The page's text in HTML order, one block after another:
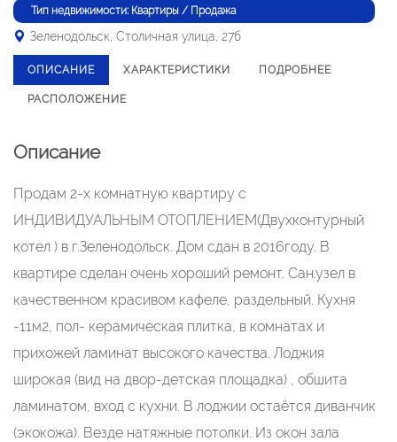
Тип недвижимости: Квартиры / Продажа
Зеленодольск, Столичная улица, 27б
ОПИСАНИЕ ХАРАКТЕРИСТИКИ ПОДРОБНЕЕ
РАСПОЛОЖЕНИЕ
Описание
Продам 2-х комнатную квартиру с
ИНДИВИДУАЛЬНЫМ ОТОПЛЕНИЕМ(Двухконтурный
котел ) в г.Зеленодольск. Дом сдан в 2016году. В
квартире сделан очень хороший ремонт. Сан.узел в
качественном красивом кафеле, раздельный. Кухня
-11м2, пол- керамическая плитка, в комнатах и
прихожей ламинат высокого качества. Лоджия
широкая (вид на двор-детская площадка) , обшита
ламинатом, вход с кухни. В лоджии остаётся диванчик
(экокожа). Везде натяжные потолки. Из окон зала